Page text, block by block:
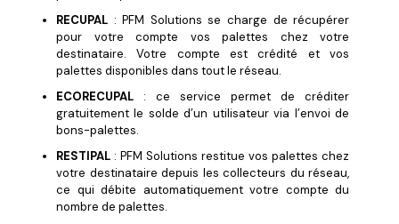
RECUPAL : PFM Solutions se charge de récupérer
pour votre compte vos palettes chez votre
destinataire. Votre compte est crédité et vos
palettes disponibles dans tout le réseau.
ECORECUPAL : ce service permet de créditer
gratuitement le solde d’un utilisateur via l’envoi de
bons-palettes.
RESTIPAL : PFM Solutions restitue vos palettes chez
votre destinataire depuis les collecteurs du réseau,
ce qui débite automatiquement votre compte du
nombre de palettes.